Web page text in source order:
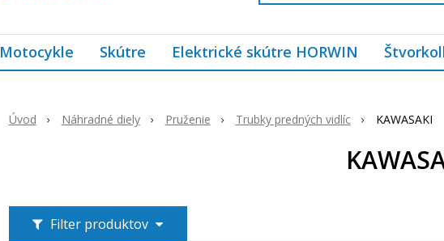
Motocykle Skútre Elektrické skútre HORWIN
Úvod Náhradné diely Pruženie Trubky predných vidlíc KAWASAKI
Filter produktov